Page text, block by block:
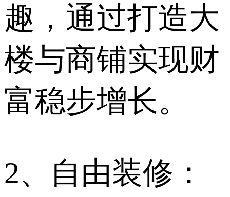
趣，通过打造大
楼与商铺实现财
富稳步增长。
2、自由装修：